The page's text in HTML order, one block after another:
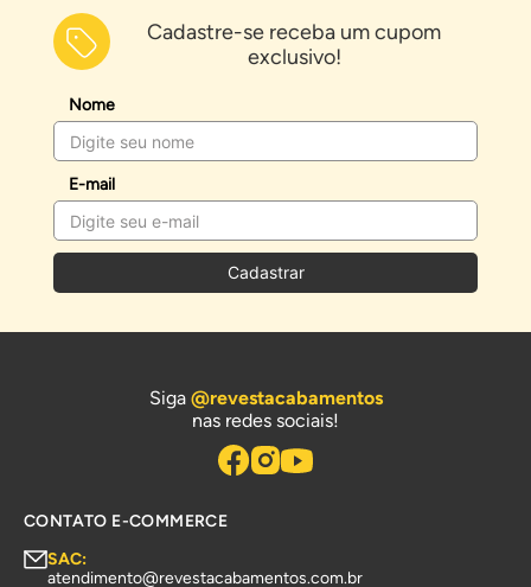
Cadastre-se receba um cupom
exclusivo!
Nome
E-mail
Cadastrar
Siga @revestacabamentos
nas redes sociais!
CONTATO E-COMMERCE
SAC:
atendimento@revestacabamentos.com.br